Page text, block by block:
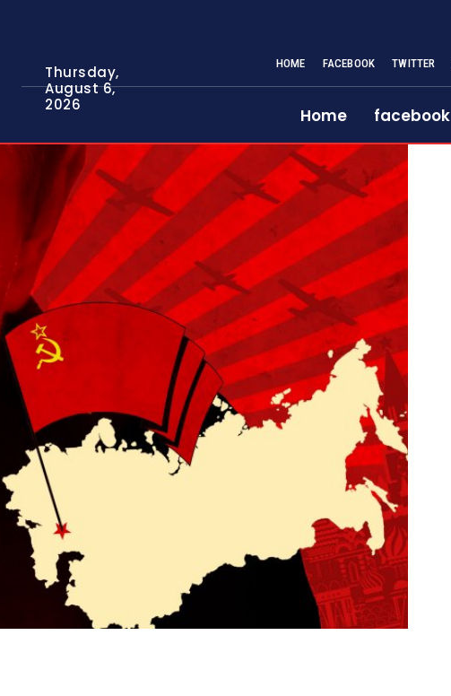
Thursday,
August 6,
2026
HOME FACEBOOK TWITTER
Home facebook